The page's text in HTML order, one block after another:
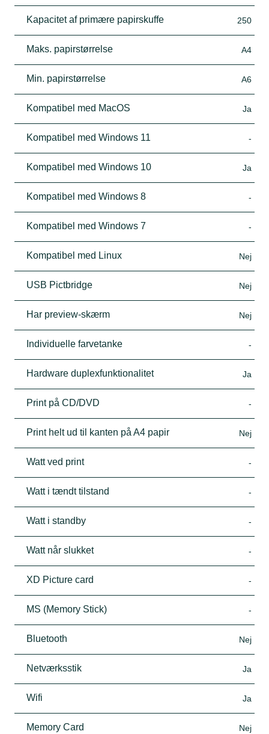
Kapacitet af primære papirskuffe 250
Maks. papirstørrelse A4
Min. papirstørrelse A6
Kompatibel med MacOS Ja
Kompatibel med Windows 11 -
Kompatibel med Windows 10 Ja
Kompatibel med Windows 8 -
Kompatibel med Windows 7 -
Kompatibel med Linux Nej
USB Pictbridge Nej
Har preview-skærm Nej
Individuelle farvetanke -
Hardware duplexfunktionalitet Ja
Print på CD/DVD -
Print helt ud til kanten på A4 papir Nej
Watt ved print -
Watt i tændt tilstand -
Watt i standby -
Watt når slukket -
XD Picture card -
MS (Memory Stick) -
Bluetooth Nej
Netværksstik Ja
Wifi Ja
Memory Card Nej